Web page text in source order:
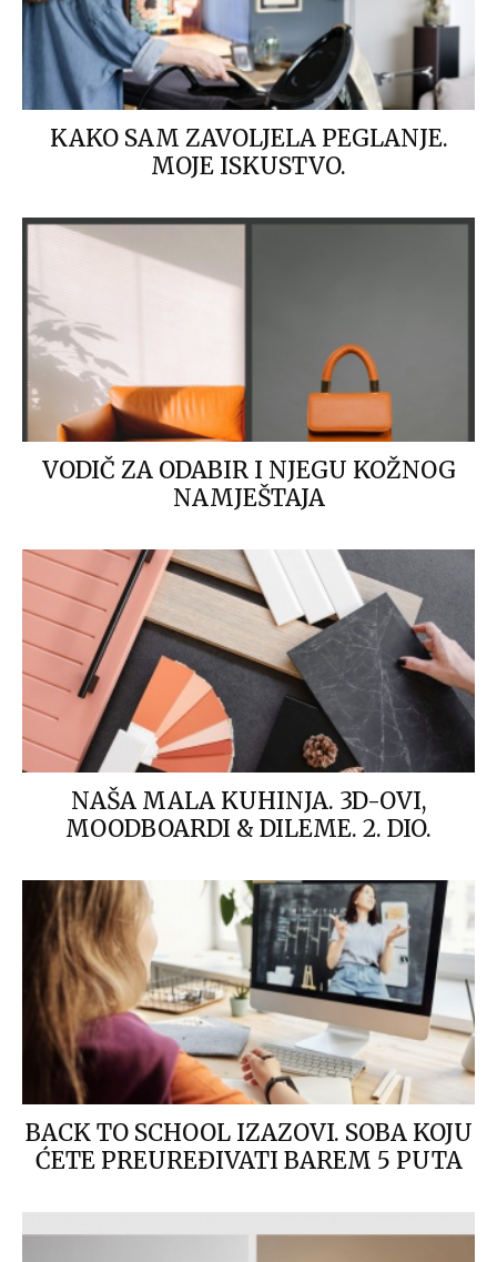
KAKO SAM ZAVOLJELA PEGLANJE.
MOJE ISKUSTVO.
VODIČ ZA ODABIR I NJEGU KOŽNOG
NAMJEŠTAJA
NAŠA MALA KUHINJA. 3D-OVI,
MOODBOARDI & DILEME. 2. DIO.
BACK TO SCHOOL IZAZOVI. SOBA KOJU
ĆETE PREUREĐIVATI BAREM 5 PUTA